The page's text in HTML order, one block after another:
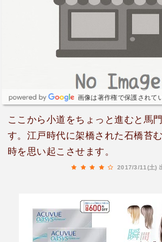
画像は著作権で保護されて
ここから小道をちょっと進むと馬
す。江戸時代に架橋された石橋苔
時を思い起こさせます。
2017/3/11(土)